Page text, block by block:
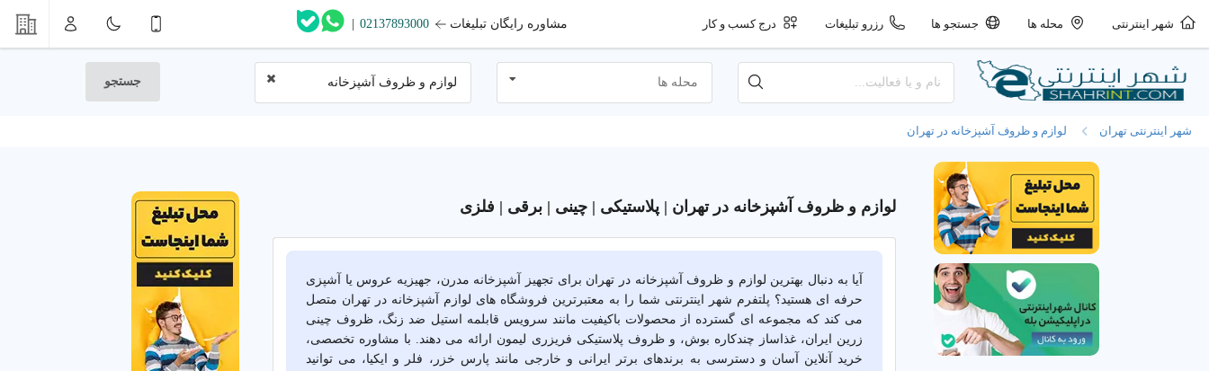
شهر اینترنتی محله ها جستجو ها رزرو تبلیغات درج کسب و کار مشاوره رایگان تبلیغات 02137893000
|
محله ها لوازم و ظروف آشپزخانه جستجو
شهر اینترنتی تهران لوازم و ظروف آشپزخانه در تهران
لوازم و ظروف آشپزخانه در تهران | پلاستیکی | چینی | برقی | فلزی
آیا به دنبال بهترین لوازم و ظروف آشپزخانه در تهران برای تجهیز آشپزخانه مدرن، جهیزیه عروس یا آشپزی
حرفه ای هستید؟ پلتفرم شهر اینترنتی شما را به معتبرترین فروشگاه های لوازم آشپزخانه در تهران متصل
می کند که مجموعه ای گسترده از محصولات باکیفیت مانند سرویس قابلمه استیل ضد زنگ، ظروف چینی
زرین ایران، غذاساز چندکاره بوش، و ظروف پلاستیکی فریزری لیمون ارائه می دهند. با مشاوره تخصصی،
خرید آنلاین آسان و دسترسی به برندهای برتر ایرانی و خارجی مانند پارس خزر، فلر و ایکیا، می توانید